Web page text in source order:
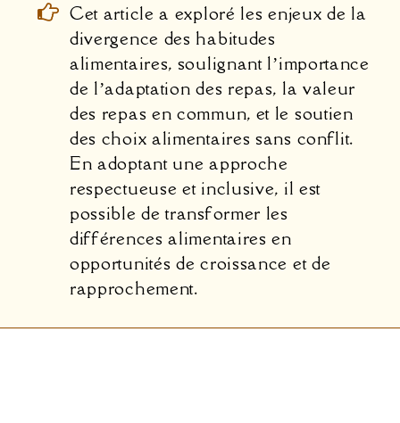
Cet article a exploré les enjeux de la
divergence des habitudes
alimentaires, soulignant l’importance
de l’adaptation des repas, la valeur
des repas en commun, et le soutien
des choix alimentaires sans conflit.
En adoptant une approche
respectueuse et inclusive, il est
possible de transformer les
différences alimentaires en
opportunités de croissance et de
rapprochement.